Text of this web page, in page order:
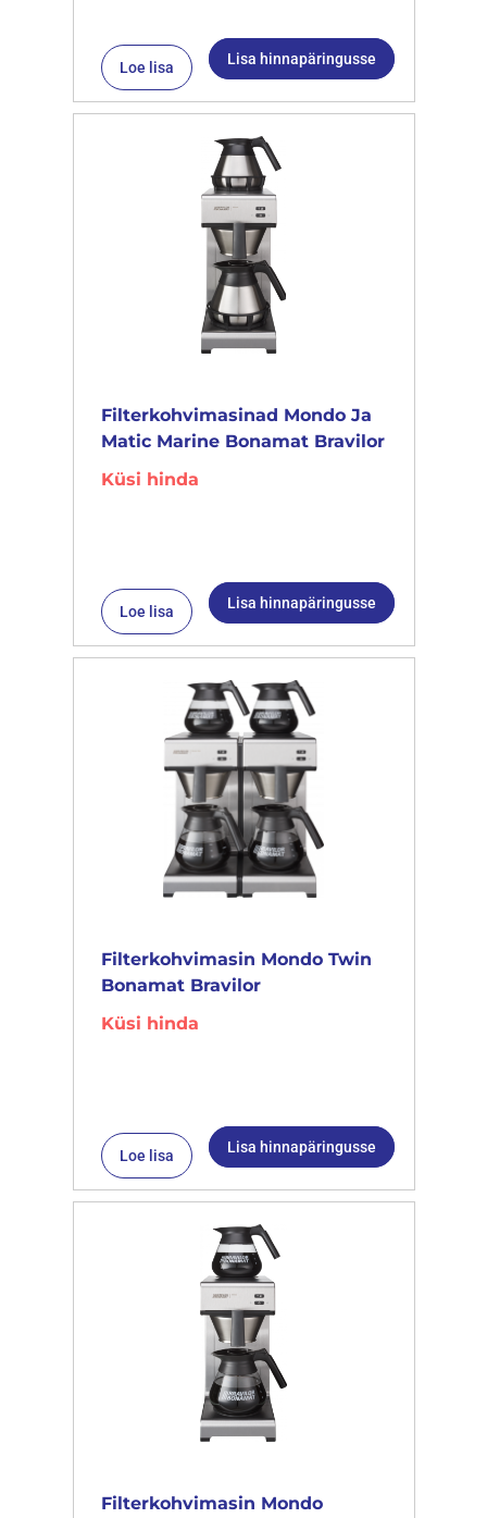
Loe lisa Lisa hinnapäringusse
Filterkohvimasinad Mondo Ja
Matic Marine Bonamat Bravilor
Küsi hinda
Loe lisa Lisa hinnapäringusse
Filterkohvimasin Mondo Twin
Bonamat Bravilor
Küsi hinda
Loe lisa Lisa hinnapäringusse
Filterkohvimasin Mondo